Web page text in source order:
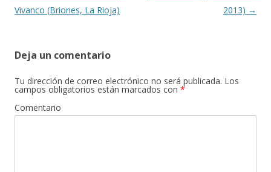
Vivanco (Briones, La Rioja)
2013) →
Deja un comentario
Tu dirección de correo electrónico no será publicada. Los
campos obligatorios están marcados con *
Comentario